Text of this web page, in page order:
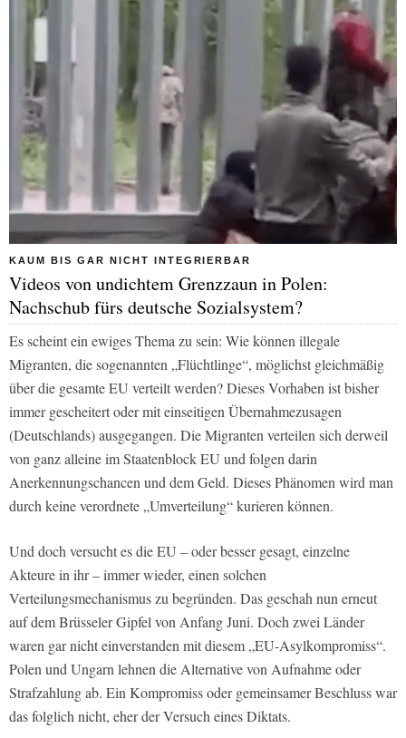
KAUM BIS GAR NICHT INTEGRIERBAR
Videos von undichtem Grenzzaun in Polen:
Nachschub fürs deutsche Sozialsystem?
Es scheint ein ewiges Thema zu sein: Wie können illegale
Migranten, die sogenannten „Flüchtlinge“, möglichst gleichmäßig
über die gesamte EU verteilt werden? Dieses Vorhaben ist bisher
immer gescheitert oder mit einseitigen Übernahmezusagen
(Deutschlands) ausgegangen. Die Migranten verteilen sich derweil
von ganz alleine im Staatenblock EU und folgen darin
Anerkennungschancen und dem Geld. Dieses Phänomen wird man
durch keine verordnete „Umverteilung“ kurieren können.
Und doch versucht es die EU – oder besser gesagt, einzelne
Akteure in ihr – immer wieder, einen solchen
Verteilungsmechanismus zu begründen. Das geschah nun erneut
auf dem Brüsseler Gipfel von Anfang Juni. Doch zwei Länder
waren gar nicht einverstanden mit diesem „EU-Asylkompromiss“.
Polen und Ungarn lehnen die Alternative von Aufnahme oder
Strafzahlung ab. Ein Kompromiss oder gemeinsamer Beschluss war
das folglich nicht, eher der Versuch eines Diktats.